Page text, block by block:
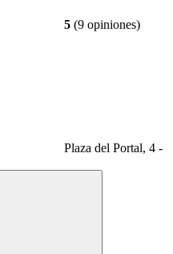
5 (9 opiniones)
Plaza del Portal, 4 -